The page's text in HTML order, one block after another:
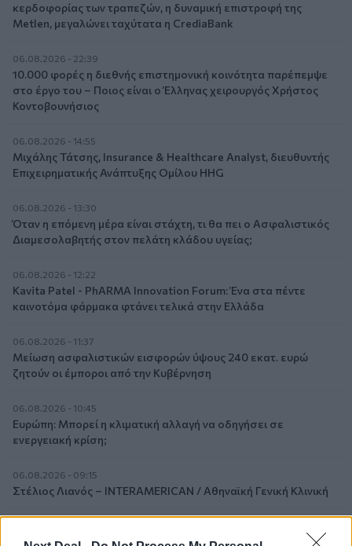
κερδοφορίας των τραπεζών, η δυναμική επιστροφή της
Metlen, μεγαλώνει ταχύτατα η CrediaBank
06.08.2026 - 22:39
10.000 φορές η διεθνής επιστημονική κοινότητα παρέπεμψε
στο έργο του – Ποιος είναι ο Έλληνας χειρουργός Χρήστος
Κοντοβουνήσιος
06.08.2026 - 14:55
Μιχάλης Τάτσης, Insurance & Healthcare Analyst, διευθυντής
Επιχειρηματικής Ανάπτυξης Ομίλου HHG
06.08.2026 - 13:30
Όταν η επόμενη μέρα είναι στάχτη, τι θα πει ο Ασφαλιστικός
Διαμεσολαβητής στον πελάτη κλάδου υγείας;
06.08.2026 - 12:22
Kavita Patel - PhARMA Innovation Forum: Ένα στα πέντε
καινοτόμα φάρμακα φτάνει τελικά στην Ελλάδα
06.08.2026 - 11:37
Μείωση ασφαλιστικών εισφορών ύψους 240 εκατ. ευρώ
ζητούν οι έμποροι από την Κυβέρνηση
06.08.2026 - 10:45
Ευρώπη: Μπορεί η κλιματική αλλαγή να οδηγήσει σε
ενεργειακή κρίση;
06.08.2026 - 09:15
Στέλιος Λιανός – INTERAMERICAN / Αθηναϊκή Γενική Κλινική
Η γαλλική «ψήφος» στο «καλώδιο» και τα συμφέροντα, οι